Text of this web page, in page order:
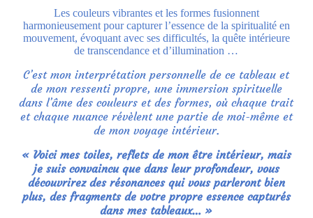
Les couleurs vibrantes et les formes fusionnent
harmonieusement pour capturer l’essence de la spiritualité en
mouvement, évoquant avec ses difficultés, la quête intérieure
de transcendance et d’illumination …
C’est mon interprétation personnelle de ce tableau et
de mon ressenti propre, une immersion spirituelle
dans l’âme des couleurs et des formes, où chaque trait
et chaque nuance révèlent une partie de moi-même et
de mon voyage intérieur.
« Voici mes toiles, reflets de mon être intérieur, mais
je suis convaincu que dans leur profondeur, vous
découvrirez des résonances qui vous parleront bien
plus, des fragments de votre propre essence capturés
dans mes tableaux… »